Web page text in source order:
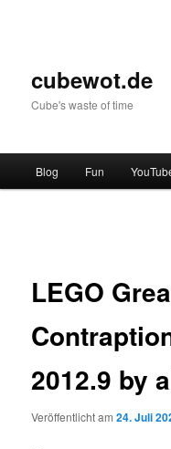
cubewot.de
Cube's waste of time
Blog Fun
LEGO
2012.9 by
Veröffentlicht am24. Juli